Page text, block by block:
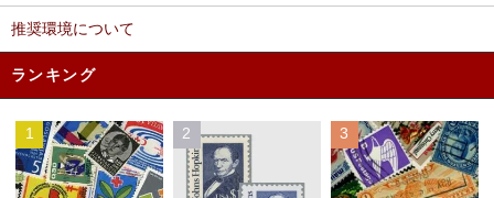
推奨環境について
ランキング
1 2 3